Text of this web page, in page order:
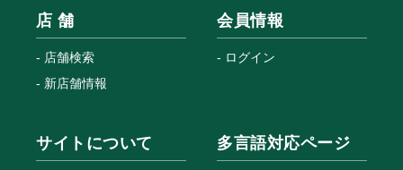
店 舗
店舗検索
新店舗情報
会員情報
ログイン
サイトについて 多言語対応ページ